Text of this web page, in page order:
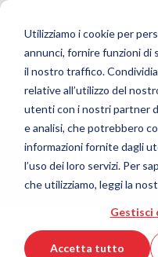
Utilizziamo i cookie per
annunci, fornire funzioni di
il nostro traffico.
relative all’utilizzo del
utenti con i nostri partner
e analisi, che potrebbero
informazioni fornite dagli
l’uso dei loro servizi. Per
che utilizziamo, leggi la
Gestisci
Accetta tutto
Menu
Cerca
Home Tecnologia delle
Polietilene (PE)
Lastre in PE
Eccellente resistenza
Filtro